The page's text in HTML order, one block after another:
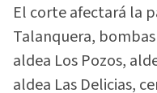
El corte afectará la
Talanquera,
aldea Los Pozos,
aldea Las Delicias,